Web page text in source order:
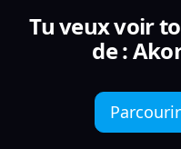
Tu veux voir
de :